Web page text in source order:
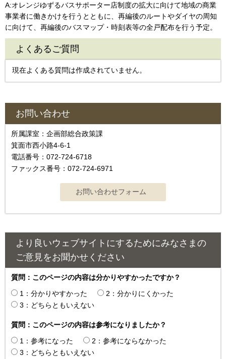
A:オレンジゆずるバスサポーター店制度の拡大に向けて地域の商業
事業者に働きかけを行うとともに、再編後のルートやダイヤの周知
に向けて、再編後のバスマップ・時刻表等の全戸配布を行う予定。
よくあるご質問
現在よくある質問は作成されていません。
お問い合わせ
所属課室：企画部総合政策課
箕面市西小路4‐6‐1
電話番号：072-724-6718
ファックス番号：072-724-6971
より良いウェブサイトにするためにみなさまの
ご意見をお聞かせください
質問：このページの内容は分かりやすかったですか？
1：分かりやすかった
2：分かりにくかった
3：どちらともいえない
質問：このページの内容は参考になりましたか？
1：参考になった
2：参考にならなかった
3：どちらともいえない